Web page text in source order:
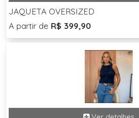
JAQUETA OVERSIZED
A partir de R$ 399,90